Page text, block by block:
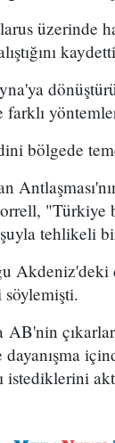
üzerinde
bölgede
tehlikeli
dayanışma
istediklerini